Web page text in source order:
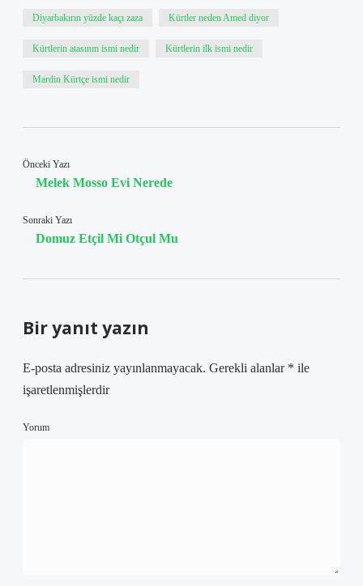
Diyarbakırın yüzde kaçı zaza Kürtler neden Amed diyor
Kürtlerin atasının ismi nedir Kürtlerin ilk ismi nedir
Mardin Kürtçe ismi nedir
Önceki Yazı
Melek Mosso Evi Nerede
Sonraki Yazı
Domuz Etçil Mi Otçul Mu
Bir yanıt yazın
E-posta adresiniz yayınlanmayacak. Gerekli alanlar * ile
işaretlenmişlerdir
Yorum